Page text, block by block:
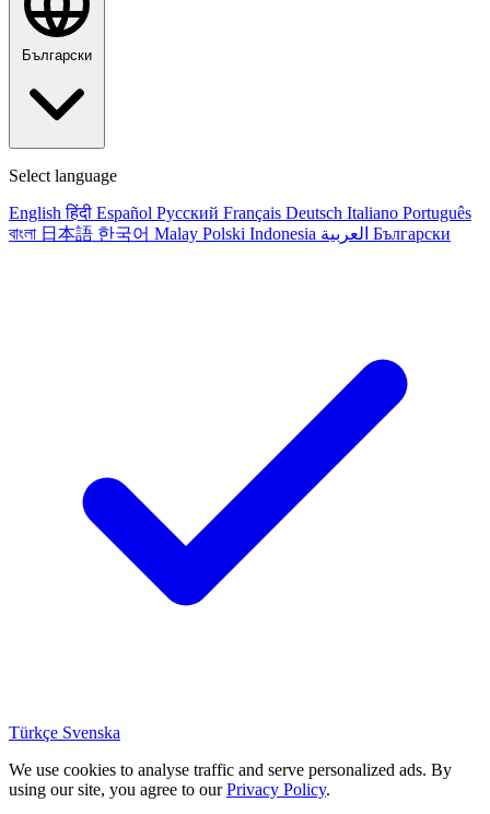
Български
Select language
English हिंदी Español Русский Français Deutsch Italiano Português
বাংলা 日本語 한국어 Malay Polski Indonesia العربية Български
Türkçe Svenska
We use cookies to analyse traffic and serve personalized ads. By
using our site, you agree to ourPrivacy Policy.